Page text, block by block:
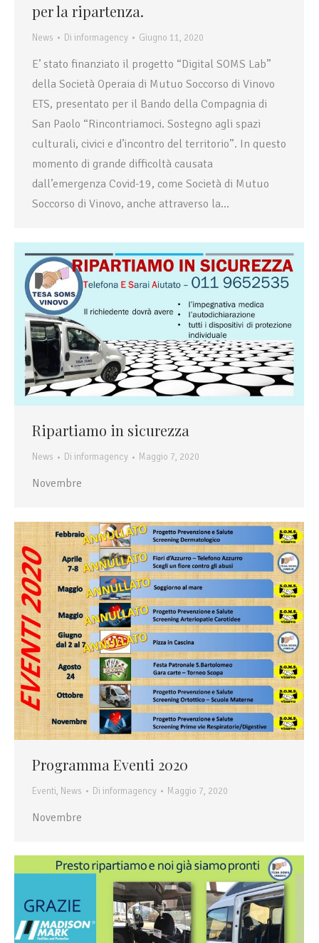
per la ripartenza.
News Di informagency Giugno 11, 2020
E’ stato finanziato il progetto “Digital SOMS Lab”
della Società Operaia di Mutuo Soccorso di Vinovo
ETS, presentato per il Bando della Compagnia di
San Paolo “Rincontriamoci. Sostegno agli spazi
culturali, civici e d’incontro del territorio”. In questo
momento di grande difficoltà causata
dall’emergenza Covid-19, come Società di Mutuo
Soccorso di Vinovo, anche attraverso la…
Ripartiamo in sicurezza
News Di informagency Maggio 7, 2020
Novembre
Programma Eventi 2020
Eventi, News Di informagency Maggio 7, 2020
Novembre